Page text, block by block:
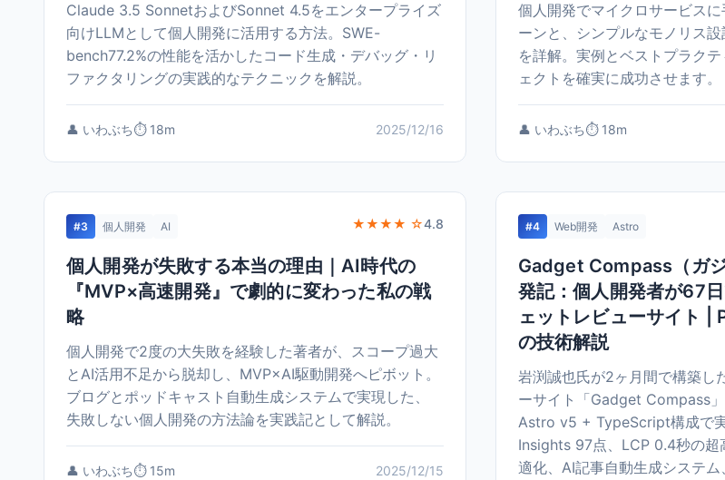
Claude 3.5 SonnetおよびSonnet 4.5をエンタープライズ
向けLLMとして個人開発に活用する方法。SWE-
bench77.2%の性能を活かしたコード生成・デバッグ・リ
ファクタリングの実践的なテクニックを解説。
👤 いわぶち⏱️ 18m 2025/12/16
個人開発でマイクロサービス
ーンと、シンプルなモノリス
を詳解。実例とベストプラク
ェクトを確実に成功させます。
👤 いわぶち⏱️ 18m
#3 個人開発 AI ★★★★ ☆4.8
個人開発が失敗する本当の理由｜AI時代の
『MVP×高速開発』で劇的に変わった私の戦
略
個人開発で2度の大失敗を経験した著者が、スコープ過大
とAI活用不足から脱却し、MVP×AI駆動開発へピボット。
ブログとポッドキャスト自動生成システムで実現した、
失敗しない個人開発の方法論を実践記として解説。
👤 いわぶち⏱️ 15m 2025/12/15
#4 Web開発 Astro
Gadget Compass（ガ
発記：個人開発者が67
ェットレビューサイト |
の技術解説
岩渕誠也氏が2ヶ月間で構築し
ーサイト「Gadget Compass」
Astro v5 + TypeScript構成で
Insights 97点、LCP 0.4秒の超
適化、AI記事自動生成システ